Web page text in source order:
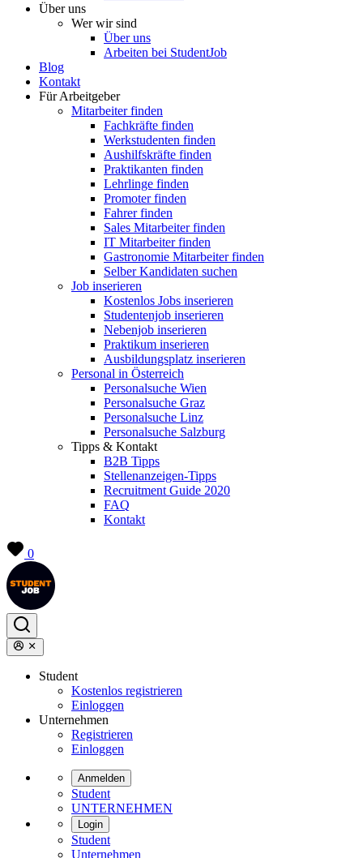
Über uns
Wer wir sind
Über uns
Arbeiten bei StudentJob
Blog
Kontakt
Für Arbeitgeber
Mitarbeiter finden
Fachkräfte finden
Werkstudenten finden
Aushilfskräfte finden
Praktikanten finden
Lehrlinge finden
Promoter finden
Fahrer finden
Sales Mitarbeiter finden
IT Mitarbeiter finden
Gastronomie Mitarbeiter finden
Selber Kandidaten suchen
Job inserieren
Kostenlos Jobs inserieren
Studentenjob inserieren
Nebenjob inserieren
Praktikum inserieren
Ausbildungsplatz inserieren
Personal in Österreich
Personalsuche Wien
Personalsuche Graz
Personalsuche Linz
Personalsuche Salzburg
Tipps & Kontakt
B2B Tipps
Stellenanzeigen-Tipps
Recruitment Guide 2020
FAQ
Kontakt
0
Student
Kostenlos registrieren
Einloggen
Unternehmen
Registrieren
Einloggen
Anmelden
Student
UNTERNEHMEN
Login
Student
Unternehmen